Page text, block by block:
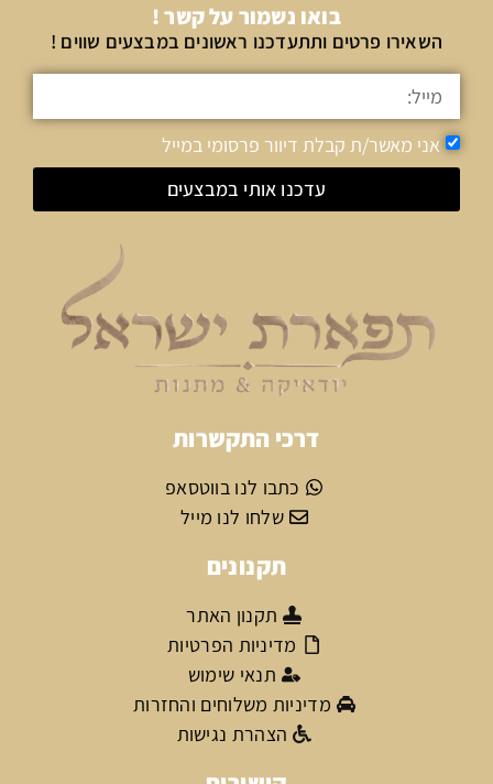
בואו נשמור על קשר !
השאירו פרטים ותתעדכנו ראשונים במבצעים שווים !
אני מאשר/ת קבלת דיוור פרסומי במייל
עדכנו אותי במבצעים
דרכי התקשרות
כתבו לנו בווטסאפ
שלחו לנו מייל
תקנונים
תקנון האתר
מדיניות הפרטיות
תנאי שימוש
מדיניות משלוחים והחזרות
הצהרת נגישות